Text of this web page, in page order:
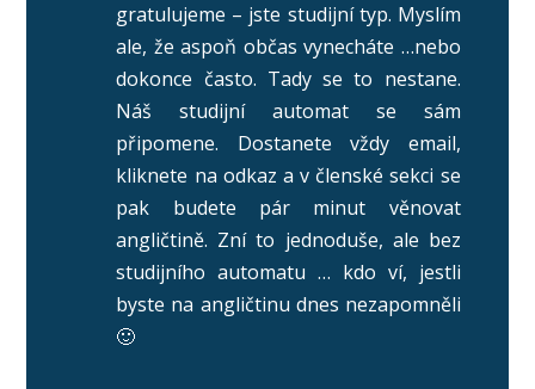
gratulujeme – jste studijní typ. Myslím
ale, že aspoň občas vynecháte …nebo
dokonce často. Tady se to nestane.
Náš studijní automat se sám
připomene. Dostanete vždy email,
kliknete na odkaz a v členské sekci se
pak budete pár minut věnovat
angličtině. Zní to jednoduše, ale bez
studijního automatu … kdo ví, jestli
byste na angličtinu dnes nezapomněli
🙂